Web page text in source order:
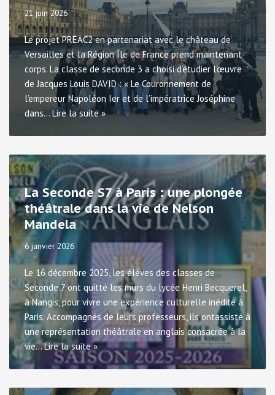
21 juin 2026
Le projet PREAC2 en partenariat avec le château de
Versailles et la Région Île de France prend maintenant
corps. La classe de seconde 3 a choisi d’étudier l’œuvre
de Jacques Louis DAVID : « Le Couronnement de
l’empereur Napoléon Ier et de l’impératrice Joséphine
dans… Lire la suite »
La Seconde S7 à Paris : une plongée
théâtrale dans la vie de Nelson
Mandela
6 janvier 2026
Le 16 décembre 2025, les élèves des classes de
Seconde 7 ont quitté les murs du lycée Henri Becquerel,
à Nangis, pour vivre une expérience culturelle inédite à
Paris. Accompagnés de leurs professeurs, ils ontassisté à
une représentation théâtrale en anglais consacrée à la
vie…Lire la suite »